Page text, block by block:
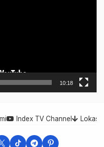
10:18
Index TV Channel Lokasi